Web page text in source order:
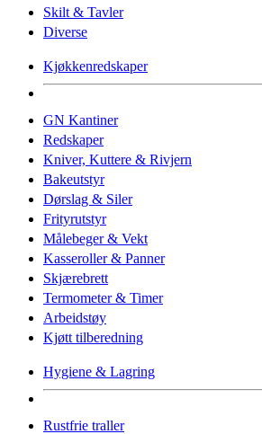
Skilt & Tavler
Diverse
Kjøkkenredskaper
GN Kantiner
Redskaper
Kniver, Kuttere & Rivjern
Bakeutstyr
Dørslag & Siler
Frityrutstyr
Målebeger & Vekt
Kasseroller & Panner
Skjærebrett
Termometer & Timer
Arbeidstøy
Kjøtt tilberedning
Hygiene & Lagring
Rustfrie traller